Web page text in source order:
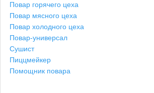
Повар горячего цеха
Повар мясного цеха
Повар холодного цеха
Повар-универсал
Сушист
Пиццмейкер
Помощник повара